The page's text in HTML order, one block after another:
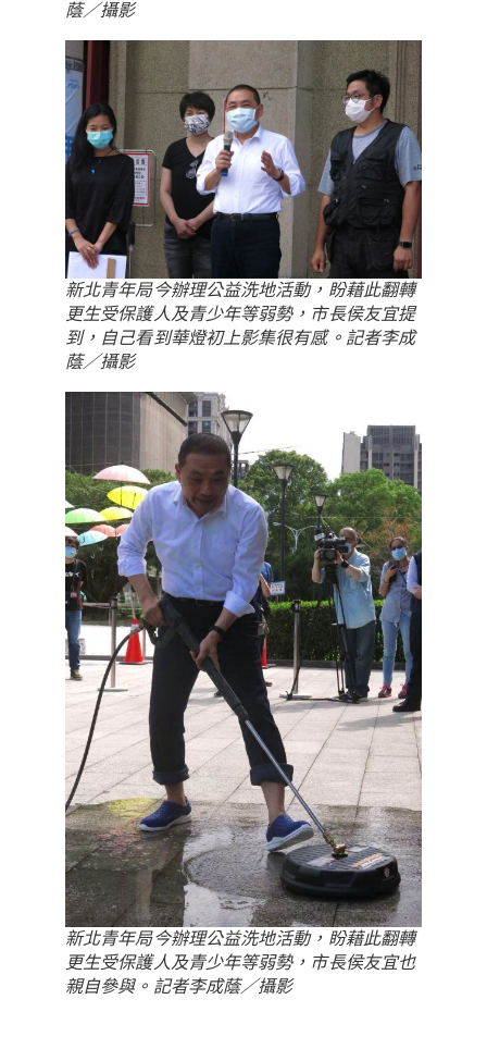
蔭／攝影
新北青年局今辦理公益洗地活動，盼藉此翻轉
更生受保護人及青少年等弱勢，市長侯友宜提
到，自己看到華燈初上影集很有感。記者李成
蔭／攝影
新北青年局今辦理公益洗地活動，盼藉此翻轉
更生受保護人及青少年等弱勢，市長侯友宜也
親自參與。記者李成蔭／攝影